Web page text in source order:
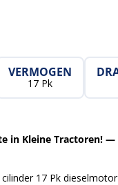
VERMOGEN
17 Pk
in Kleine Tractoren! —
17 Pk